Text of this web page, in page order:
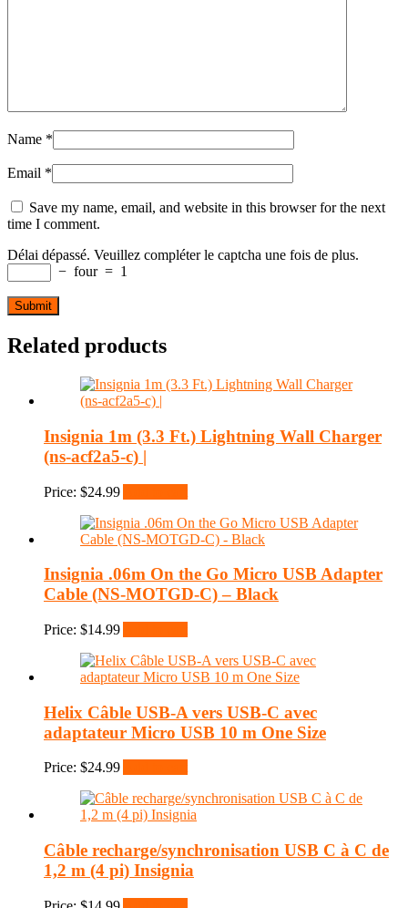
Name *
Email *
Save my name, email, and website in this browser for the next
time I comment.
Délai dépassé. Veuillez compléter le captcha une fois de plus.
− four = 1
Related products
Insignia 1m (3.3 Ft.) Lightning Wall Charger
(ns-acf2a5-c) |
Price: $24.99
Insignia .06m On the Go Micro USB Adapter
Cable (NS-MOTGD-C) – Black
Price: $14.99
Helix Câble USB-A vers USB-C avec
adaptateur Micro USB 10 m One Size
Price: $24.99
Câble recharge/synchronisation USB C à C de
1,2 m (4 pi) Insignia